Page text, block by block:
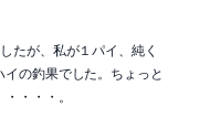
たが、私が１パイ、純く
の釣果でした。ちょっと
・・・。